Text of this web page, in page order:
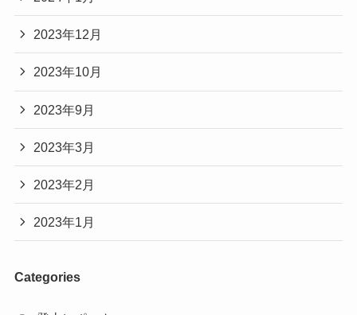
2023年12月
2023年10月
2023年9月
2023年3月
2023年2月
2023年1月
Categories